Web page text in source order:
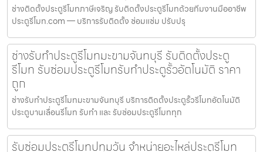
ช่างติดตั้งประตูรีโมทภาษีเจริญ รับติดตั้งประตูรีโมทด้วยทีมงานมืออาชีพ
ประตูรีโมท.com — บริการรับติดตั้ง ซ่อมแซ่ม ปรับปรุ
ช่างรับทำประตูรีโมทมะขามจันทบุรี รับติดตั้งประตู
รีโมท รับซ่อมประตูรีโมทรับทำประตูรั้วอัตโนมัติ ราคา
ถูก
ช่างรับทำประตูรีโมทมะขามจันทบุรี บริการติดตั้งประตูรั้วรีโมทอัตโนมัติ
ประตูบานเลื่อนรีโมท รับทำ และ รับซ่อมประตูรีโมททุก
รับซ่อมประตูรีโมทปทุมวัน จำหน่ายอะไหล่ประตูรีโมท